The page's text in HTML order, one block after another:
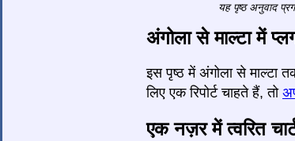
यह पृष्ठ अनुवाद
अंगोला से माल्टा में
इस पृष्ठ में अंगोला से माल्टा
लिए एक रिपोर्ट चाहते हैं, तो
एक नज़र में त्वरित